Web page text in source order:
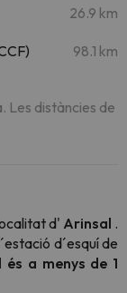
26.9 km
98.1 km
Les distàncies de
d' Arinsal .
d´esquí de
a menys de 1